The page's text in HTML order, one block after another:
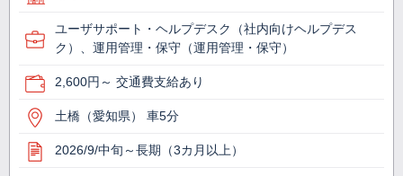
ユーザサポート・ヘルプデスク（社内向けヘルプデス
ク）、運用管理・保守（運用管理・保守）
2,600円～ 交通費支給あり
土橋（愛知県） 車5分
2026/9/中旬～長期（3カ月以上）